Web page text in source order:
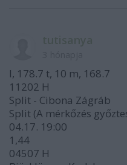
I, 178.7 t, 10 m, 168.7
11202 H
Split - Cibona Zágráb
Split (A mérkőzés
04.17. 19:00
1,44
04507 H